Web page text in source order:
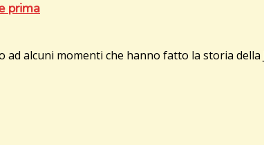
prima
alcuni momenti che hanno fatto la storia della